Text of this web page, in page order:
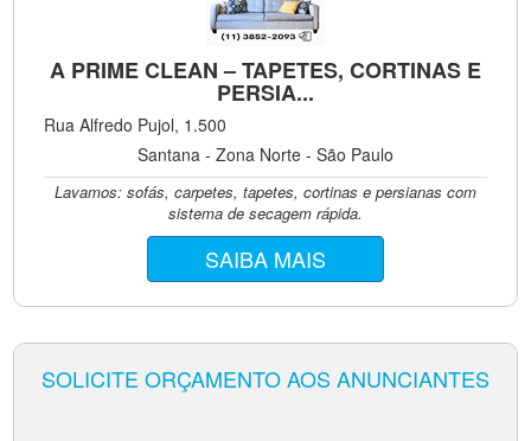
A PRIME CLEAN – TAPETES, CORTINAS E
PERSIA...
Rua Alfredo Pujol, 1.500
Santana - Zona Norte - São Paulo
Lavamos: sofás, carpetes, tapetes, cortinas e persianas com
sistema de secagem rápida.
SAIBA MAIS